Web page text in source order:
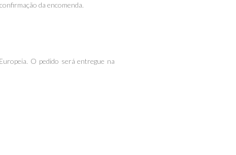
da encomenda.
O pedido será entregue na